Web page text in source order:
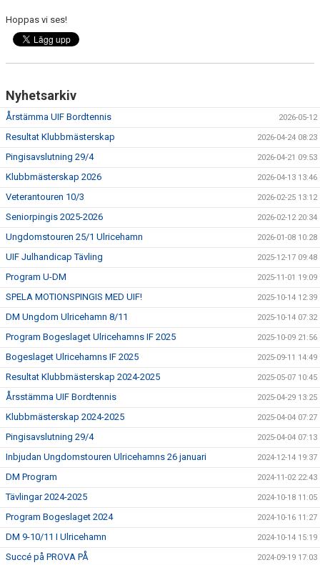
Hoppas vi ses!
Nyhetsarkiv
Årstämma UIF Bordtennis 2026-05-12
Resultat Klubbmästerskap 2026-04-24 08:23
Pingisavslutning 29/4 2026-04-21 09:53
Klubbmästerskap 2026 2026-04-13 13:46
Veterantouren 10/3 2026-02-25 13:12
Seniorpingis 2025-2026 2026-02-12 20:34
Ungdomstouren 25/1 Ulricehamn 2026-01-08 10:28
UIF Julhandicap Tävling 2025-12-17 09:48
Program U-DM 2025-11-01 19:09
SPELA MOTIONSPINGIS MED UIF! 2025-10-14 12:39
DM Ungdom Ulricehamn 8/11 2025-10-14 07:32
Program Bogeslaget Ulricehamns IF 2025 2025-10-09 21:56
Bogeslaget Ulricehamns IF 2025 2025-09-11 14:49
Resultat Klubbmästerskap 2024-2025 2025-05-07 10:45
Årsstämma UIF Bordtennis 2025-04-29 13:25
Klubbmästerskap 2024-2025 2025-04-04 07:27
Pingisavslutning 29/4 2025-04-04 07:13
Inbjudan Ungdomstouren Ulricehamns 26 januari 2024-12-14 19:37
DM Program 2024-11-02 22:43
Tävlingar 2024-2025 2024-10-18 11:05
Program Bogeslaget 2024 2024-10-16 11:27
DM 9-10/11 I Ulricehamn 2024-10-14 15:19
Succé på PROVA PÅ 2024-09-19 17:03